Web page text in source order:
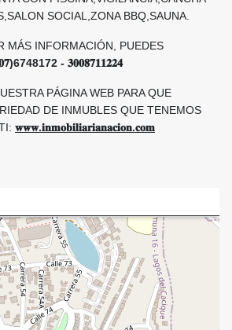
SOCIAL,ZONA BBQ,SAUNA.
MÁS INFORMACIÓN, PUEDES
- 𝟑𝟎𝟎𝟖𝟕𝟏𝟏𝟐𝟐𝟒
PÁGINA WEB PARA QUE
DE INMUBLES QUE TENEMOS
𝐰𝐰𝐰.𝐢𝐧𝐦𝐨𝐛𝐢𝐥𝐢𝐚𝐫𝐢𝐚𝐧𝐚𝐜𝐢𝐨𝐧.𝐜𝐨𝐦